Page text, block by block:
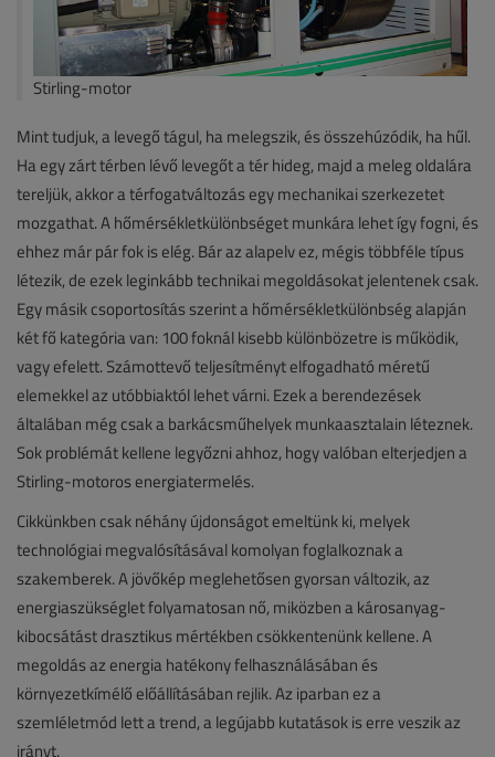
Stirling-motor
Mint tudjuk, a levegő tágul, ha melegszik, és összehúzódik, ha hűl.
Ha egy zárt térben lévő levegőt a tér hideg, majd a meleg oldalára
tereljük, akkor a térfogatváltozás egy mechanikai szerkezetet
mozgathat. A hőmérsékletkülönbséget munkára lehet így fogni, és
ehhez már pár fok is elég. Bár az alapelv ez, mégis többféle típus
létezik, de ezek leginkább technikai megoldásokat jelentenek csak.
Egy másik csoportosítás szerint a hőmérsékletkülönbség alapján
két fő kategória van: 100 foknál kisebb különbözetre is működik,
vagy efelett. Számottevő teljesítményt elfogadható méretű
elemekkel az utóbbiaktól lehet várni. Ezek a berendezések
általában még csak a barkácsműhelyek munkaasztalain léteznek.
Sok problémát kellene legyőzni ahhoz, hogy valóban elterjedjen a
Stirling-motoros energiatermelés.
Cikkünkben csak néhány újdonságot emeltünk ki, melyek
technológiai megvalósításával komolyan foglalkoznak a
szakemberek. A jövőkép meglehetősen gyorsan változik, az
energiaszükséglet folyamatosan nő, miközben a károsanyag-
kibocsátást drasztikus mértékben csökkentenünk kellene. A
megoldás az energia hatékony felhasználásában és
környezetkímélő előállításában rejlik. Az iparban ez a
szemléletmód lett a trend, a legújabb kutatások is erre veszik az
irányt.